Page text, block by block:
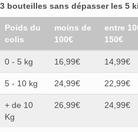
3 bouteilles sans dépasser les 5
Poids du
colis
moins de
100€
entre
150€
0 - 5 kg 16,99€ 14,99€
5 - 10 kg 24,99€ 22,99€
+ de 10
Kg
26,99€ 24,99€